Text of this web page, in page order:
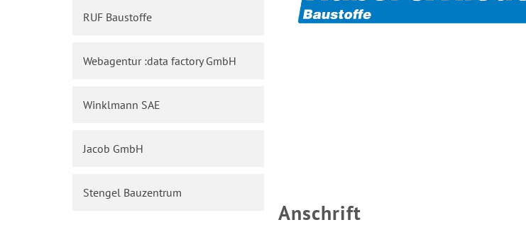
Anschrift
RUF Baustoffe
Webagentur :data factory GmbH
Winklmann SAE
Jacob GmbH
Stengel Bauzentrum